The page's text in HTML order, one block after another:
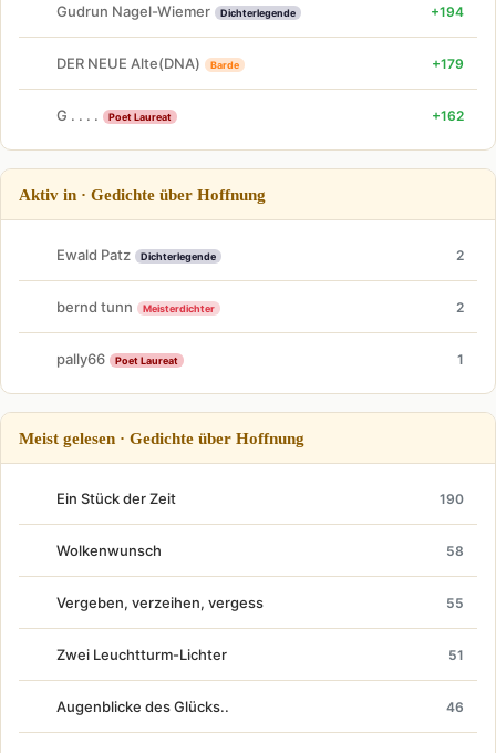
Gudrun Nagel-Wiemer Dichterlegende +194
DER NEUE Alte(DNA) Barde +179
G . . . . Poet Laureat +162
Aktiv in · Gedichte über Hoffnung
Ewald Patz Dichterlegende 2
bernd tunn Meisterdichter 2
pally66 Poet Laureat 1
Meist gelesen · Gedichte über Hoffnung
Ein Stück der Zeit 190
Wolkenwunsch 58
Vergeben, verzeihen, vergess 55
Zwei Leuchtturm-Lichter 51
Augenblicke des Glücks.. 46